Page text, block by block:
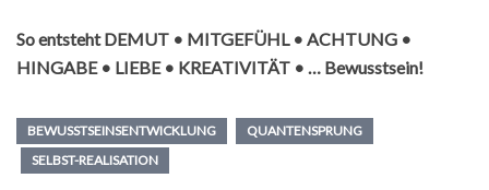
So entsteht DEMUT • MITGEFÜHL • ACHTUNG •
HINGABE • LIEBE • KREATIVITÄT • … Bewusstsein!
BEWUSSTSEINSENTWICKLUNG
QUANTENSPRUNG
SELBST-REALISATION